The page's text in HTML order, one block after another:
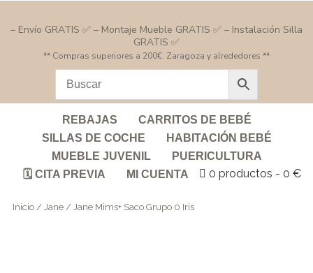
– Envío GRATIS ✅ – Montaje Mueble GRATIS ✅ – Instalación Silla
GRATIS ✅
** Compras superiores a 200€. Zaragoza y alrededores **
REBAJAS
CARRITOS DE BEBÉ
SILLAS DE COCHE
HABITACIÓN BEBÉ
MUEBLE JUVENIL
PUERICULTURA
🗓️ CITA PREVIA
MI CUENTA 0 productos 0 €
Inicio / Jane / Jane Mims+ Saco Grupo 0 Iris